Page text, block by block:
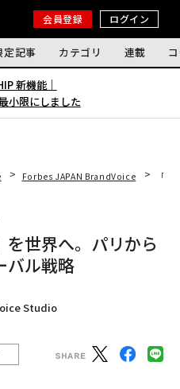
会員登録 ログイン
定記事 カテゴリ 連載
新機能｜
小限にしました
Forbes JAPAN BrandVoice 「
を世界へ。パリから
バル戦略
Studio